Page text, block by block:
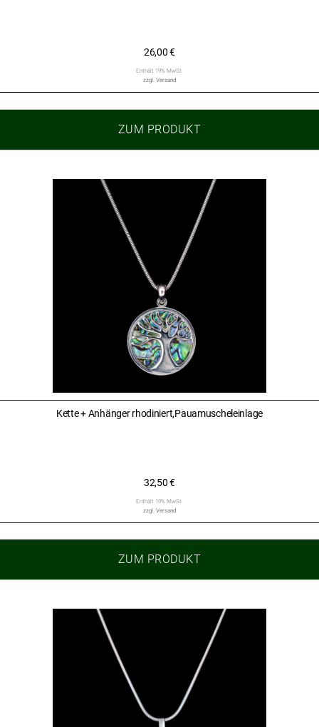
26,00€
Enthält 19% MwSt.
zzgl. Versand
ZUM PRODUKT
Kette + Anhänger rhodiniert,Pauamuscheleinlage
32,50€
Enthält 19% MwSt.
zzgl. Versand
ZUM PRODUKT